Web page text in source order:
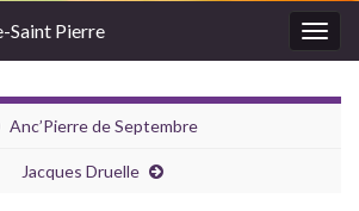
Saint Pierre
Anc’Pierre de Septembre
Jacques Druelle